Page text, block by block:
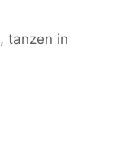
, tanzen in